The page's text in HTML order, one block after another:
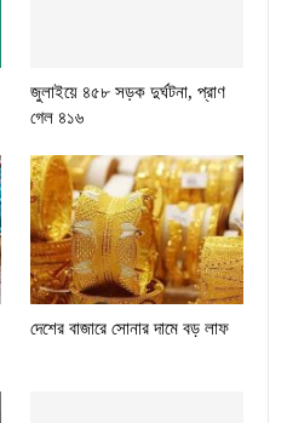
জুলাইয়ে ৪৫৮ সড়ক দুর্ঘটনা, প্রাণ
গেল ৪১৬
দেশের বাজারে সোনার দামে বড় লাফ